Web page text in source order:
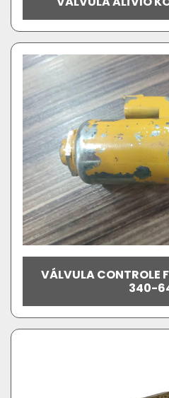
VÁLVULA CONTROLE
340-